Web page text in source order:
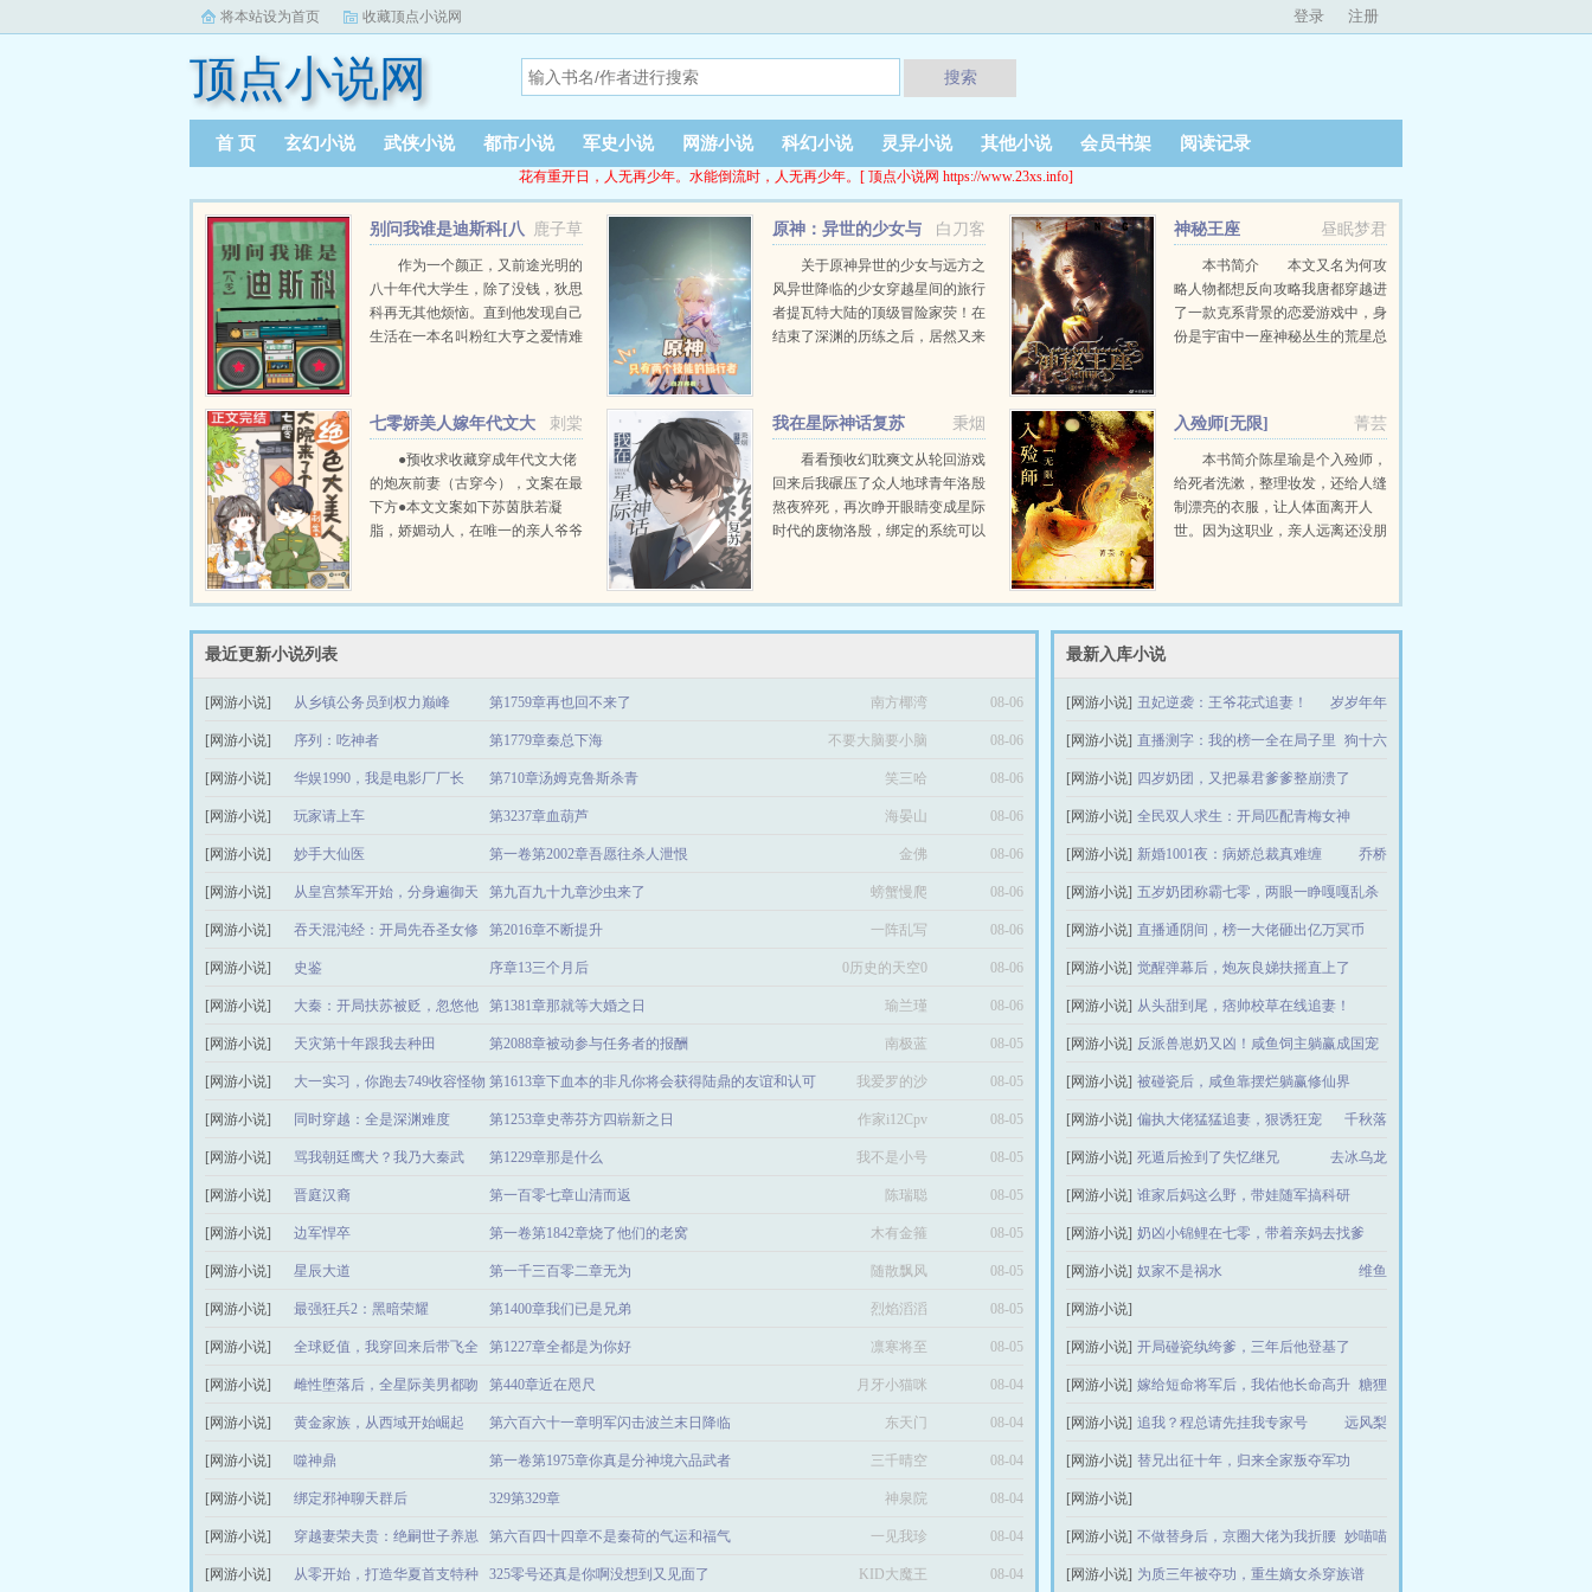
将本站设为首页 收藏顶点小说网 登录 注册
顶点小说网 搜索
首 页 玄幻小说 武侠小说 都市小说 军史小说 网游小说 科幻小说 灵异小说 其他小说 会员书架 阅读记录
花有重开日，人无再少年。水能倒流时，人无再少年。[ 顶点小说网 https://www.23xs.info]
鹿子草
别问我谁是迪斯科[八
作为一个颜正，又前途光明的
八十年代大学生，除了没钱，狄思
科再无其他烦恼。直到他发现自己
生活在一本名叫粉红大亨之爱情难
白刀客
原神：异世的少女与
远方之风
关于原神异世的少女与远方之
风异世降临的少女穿越星间的旅行
者提瓦特大陆的顶级冒险家荧！在
结束了深渊的历练之后，居然又来
不应在此。提瓦特...
昼眠梦君
神秘王座
本书简介 本文又名为何攻
略人物都想反向攻略我唐都穿越进
了一款克系背景的恋爱游戏中，身
份是宇宙中一座神秘丛生的荒星总
刺棠
七零娇美人嫁年代文大
●预收求收藏穿成年代文大佬
的炮灰前妻（古穿今），文案在最
下方●本文文案如下苏茵肤若凝
脂，娇媚动人，在唯一的亲人爷爷
中的炮灰女配，被人...
秉烟
我在星际神话复苏
看看预收幻耽爽文从轮回游戏
回来后我碾压了众人地球青年洛殷
熬夜猝死，再次睁开眼睛变成星际
时代的废物洛殷，绑定的系统可以
按照系统给出的金手...
菁芸
入殓师[无限]
本书简介陈星瑜是个入殓师，
给死者洗漱，整理妆发，还给人缝
制漂亮的衣服，让人体面离开人
世。因为这职业，亲人远离还没朋
泪的女鬼，跑着跳着说要...
最新入库小说
[网游小说] 丑妃逆袭：王爷花式追妻！ 岁岁年年
[网游小说] 直播测字：我的榜一全在局子里 狗十六
[网游小说] 四岁奶团，又把暴君爹爹整崩溃了
是青青卿呀
[网游小说] 全民双人求生：开局匹配青梅女神
玩小偶
[网游小说] 新婚1001夜：病娇总裁真难缠 乔桥
[网游小说] 五岁奶团称霸七零，两眼一睁嘎嘎乱杀
三只松子
[网游小说] 直播通阴间，榜一大佬砸出亿万冥币
榆桃儿
[网游小说] 觉醒弹幕后，炮灰良娣扶摇直上了
[网游小说] 从头甜到尾，痞帅校草在线追妻！
一朵甜花
[网游小说] 反派兽崽奶又凶！咸鱼饲主躺赢成国宠
橘子渡
[网游小说] 被碰瓷后，咸鱼靠摆烂躺赢修仙界
怡不小心
[网游小说] 偏执大佬猛猛追妻，狠诱狂宠 千秋落
[网游小说] 死遁后捡到了失忆继兄 去冰乌龙
[网游小说] 谁家后妈这么野，带娃随军搞科研
墨轻愁
[网游小说] 奶凶小锦鲤在七零，带着亲妈去找爹
奶凶颖儿
[网游小说] 奴家不是祸水 维鱼
[网游小说]
失明五年她失望至极，离婚渣父子悔哭了 琪琪私语
[网游小说] 开局碰瓷纨绔爹，三年后他登基了
抹茶红豆
[网游小说] 嫁给短命将军后，我佑他长命高升 糖狸
[网游小说] 追我？程总请先挂我专家号 远风梨
[网游小说] 替兄出征十年，归来全家叛夺军功
[网游小说]
闺女来自未来，我的恩爱爸妈怎么变对抗组了
满船清梦压星河
[网游小说] 不做替身后，京圈大佬为我折腰 妙喵喵
[网游小说] 为质三年被夺功，重生嫡女杀穿族谱
最近更新小说列表
[网游小说] 从乡镇公务员到权力巅峰 第1759章再也回不来了 南方椰湾 08-06
[网游小说] 序列：吃神者 第1779章秦总下海 不要大脑要小脑 08-06
[网游小说] 华娱1990，我是电影厂厂长 第710章汤姆克鲁斯杀青 笑三哈 08-06
[网游小说] 玩家请上车 第3237章血葫芦 海晏山 08-06
[网游小说] 妙手大仙医 第一卷第2002章吾愿往杀人泄恨 金佛
@qimiaoPNbKx1
08-06
[网游小说] 从皇宫禁军开始，分身遍御天
下
第九百九十九章沙虫来了 螃蟹慢爬 08-06
[网游小说] 吞天混沌经：开局先吞圣女修
为
第2016章不断提升 一阵乱写 08-06
[网游小说] 史鉴 序章13三个月后 0历史的天空0 08-06
[网游小说] 大秦：开局扶苏被贬，忽悠他
造反
第1381章那就等大婚之日 瑜兰瑾 08-06
[网游小说] 天灾第十年跟我去种田 第2088章被动参与任务者的报酬 南极蓝 08-05
[网游小说] 大一实习，你跑去749收容怪物 第1613章下血本的非凡你将会获得陆鼎的友谊和认可 我爱罗的沙 08-05
[网游小说] 同时穿越：全是深渊难度 第1253章史蒂芬方四崭新之日 作家i12Cpv 08-05
[网游小说] 骂我朝廷鹰犬？我乃大秦武
圣！
第1229章那是什么 我不是小号 08-05
[网游小说] 晋庭汉裔 第一百零七章山清而返 陈瑞聪 08-05
[网游小说] 边军悍卒 第一卷第1842章烧了他们的老窝 木有金箍 08-05
[网游小说] 星辰大道 第一千三百零二章无为 随散飘风 08-05
[网游小说] 最强狂兵2：黑暗荣耀 第1400章我们已是兄弟 烈焰滔滔 08-05
[网游小说] 全球贬值，我穿回来后带飞全
家！
第1227章全都是为你好 凛寒将至 08-05
[网游小说] 雌性堕落后，全星际美男都吻
上来
第440章近在咫尺 月牙小猫咪 08-04
[网游小说] 黄金家族，从西域开始崛起 第六百六十一章明军闪击波兰末日降临 东天门 08-04
[网游小说] 噬神鼎 第一卷第1975章你真是分神境六品武者 三千晴空 08-04
[网游小说] 绑定邪神聊天群后 329第329章 神泉院 08-04
[网游小说] 穿越妻荣夫贵：绝嗣世子养崽 第六百四十四章不是秦荷的气运和福气 一见我珍 08-04
[网游小说] 从零开始，打造华夏首支特种 325零号还真是你啊没想到又见面了 KID大魔王 08-04